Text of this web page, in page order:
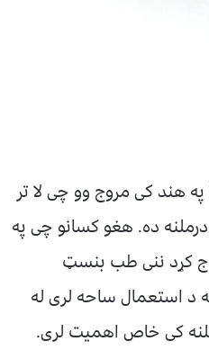
په هند کی مروج وو چی لا تر
ده. هغو کسانو چی په
کړد ننی طب بنسټ
د استعمال ساحه لری له
کی خاص اهمیت لری.